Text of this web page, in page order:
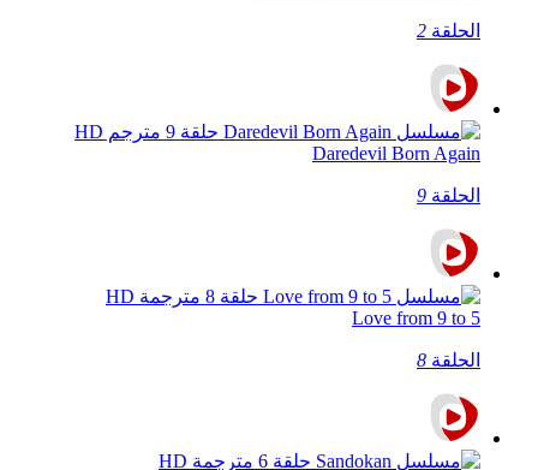
الحلقة 2
Daredevil Born Again
الحلقة 9
Love from 9 to 5
الحلقة 8